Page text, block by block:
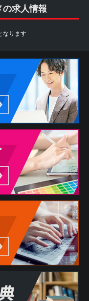
の求人情報
なります